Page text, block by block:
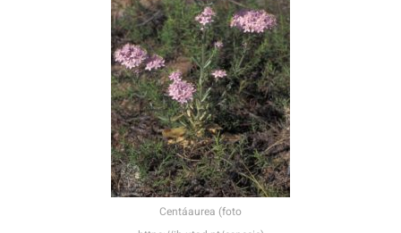
Centáaurea (foto